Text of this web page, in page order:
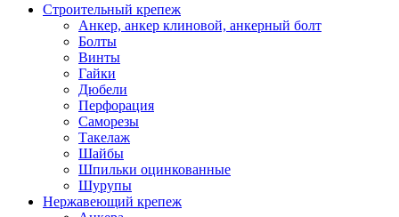
Строительный крепеж
Анкер, анкер клиновой, анкерный болт
Болты
Винты
Гайки
Дюбели
Перфорация
Саморезы
Такелаж
Шайбы
Шпильки оцинкованные
Шурупы
Нержавеющий крепеж